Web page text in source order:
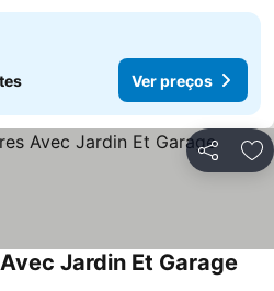
Ver preços
Partilhar
Jardin Et Garage